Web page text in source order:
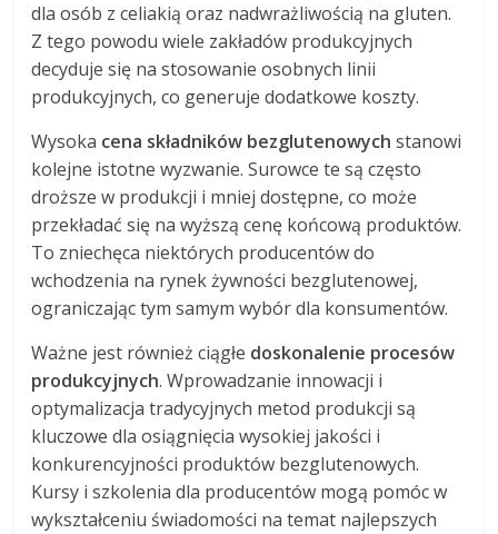
dla osób z celiakią oraz nadwrażliwością na gluten.
Z tego powodu wiele zakładów produkcyjnych
decyduje się na stosowanie osobnych linii
produkcyjnych, co generuje dodatkowe koszty.
Wysoka cena składników bezglutenowych stanowi
kolejne istotne wyzwanie. Surowce te są często
droższe w produkcji i mniej dostępne, co może
przekładać się na wyższą cenę końcową produktów.
To zniechęca niektórych producentów do
wchodzenia na rynek żywności bezglutenowej,
ograniczając tym samym wybór dla konsumentów.
Ważne jest również ciągłe doskonalenie procesów
produkcyjnych. Wprowadzanie innowacji i
optymalizacja tradycyjnych metod produkcji są
kluczowe dla osiągnięcia wysokiej jakości i
konkurencyjności produktów bezglutenowych.
Kursy i szkolenia dla producentów mogą pomóc w
wykształceniu świadomości na temat najlepszych